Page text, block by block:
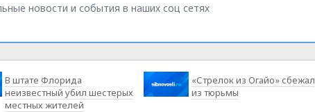
новости и события в наших соц сетях
В штате Флорида
неизвестный убил шестерых
местных жителей
«Стрелок из Огайо» сбежал
из тюрьмы